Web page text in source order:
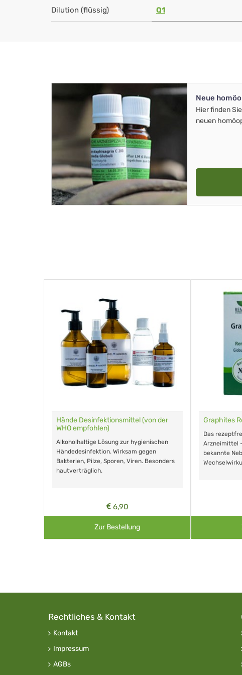
Dilution (flüssig) Q1
Neue
Hier finden
neuen
Hände Desinfektionsmittel (von der
WHO empfohlen)
Alkoholhaltige Lösung zur hygienischen
Händedesinfektion. Wirksam gegen
Bakterien, Pilze, Sporen, Viren. Besonders
hautverträglich.
6,90
Zur Bestellung
Graphites
Das
Arzneimittel
bekannte
Rechtliches & Kontakt
Kontakt
Impressum
AGBs